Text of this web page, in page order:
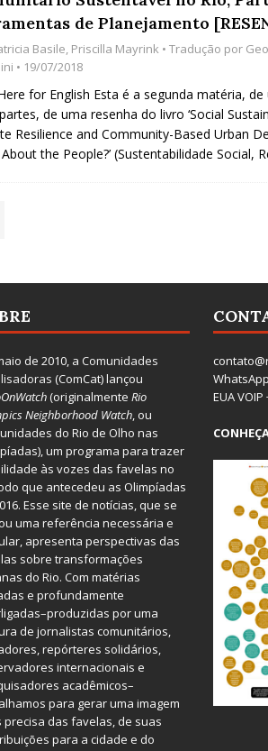
de Planejamento
Basile, Priscilla Mayrink • Tradução por
• 19/07/2018
for English Esta é a segunda matéria,
de uma resenha do livro ‘Social
Resilience and Community-Based Urban
the People?’ (Sustentabilidade Social,
de 2010, a Comunidades
(ComCat) lançou
(originalmente Rio
Neighborhood Watch, ou
do Rio de Olho nas
um programa para trazer
às vozes das favelas no
que antecedeu as Olimpíadas
Esse site de notícias, que se
uma referência necessária e
apresenta perspectivas das
sobre transformações
do Rio. Com matérias
e profundamente
por uma
de jornalistas comunitários,
repórteres solidários,
internacionais e
acadêmicos–
para gerar uma imagem
precisa das favelas, de suas
para a cidade e do
EUA